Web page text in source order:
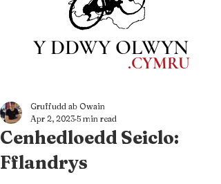
Y DDWY OLWYN
.CYMRU
Cenhedloedd Seiclo:
Fflandrys
Gruffudd ab Owain
Apr 2, 2023 5 min read